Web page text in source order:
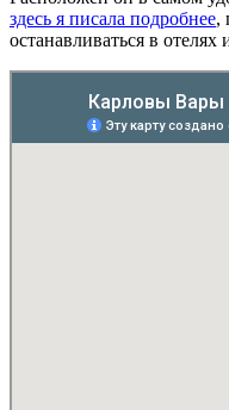
здесь я писала подробнее,
останавливаться в